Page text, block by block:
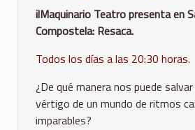
ilMaquinario Teatro presenta en
Compostela: Resaca.
Todos los días a las 20:30 horas.
¿De qué manera nos puede
vértigo de un mundo de ritmos
imparables?